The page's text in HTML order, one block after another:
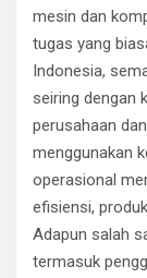
mesin dan
tugas yang
Indonesia,
seiring dengan
perusahaan
menggunakan
operasional
efisiensi,
Adapun salah
termasuk